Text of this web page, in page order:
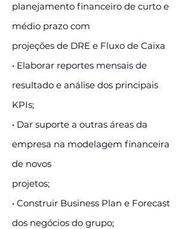
planejamento financeiro de curto e
médio prazo com
projeções de DRE e Fluxo de Caixa
• Elaborar reportes mensais de
resultado e análise dos principais
KPIs;
• Dar suporte a outras áreas da
empresa na modelagem financeira
de novos
projetos;
• Construir Business Plan e Forecast
dos negócios do grupo;